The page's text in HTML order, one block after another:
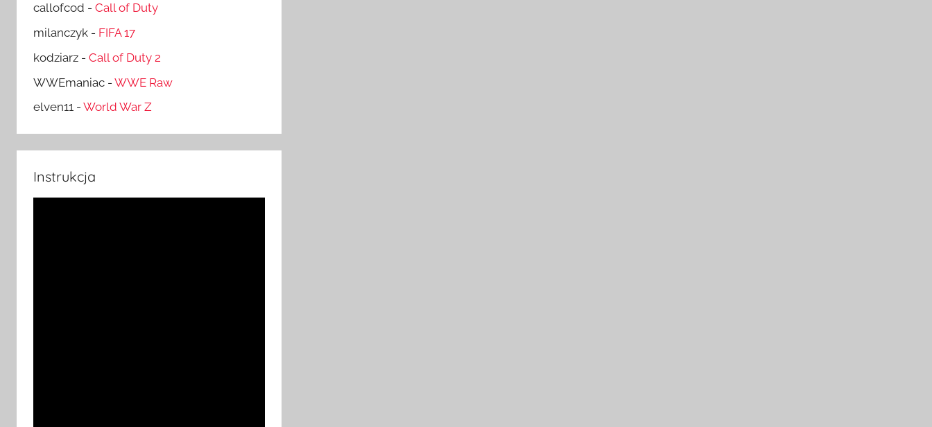
callofcod - Call of Duty
milanczyk - FIFA 17
kodziarz - Call of Duty 2
WWEmaniac - WWE Raw
elven11 - World War Z
Instrukcja